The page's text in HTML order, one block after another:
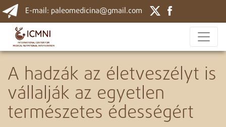
E-mail: paleomedicina@gmail.com
A hadzák az életveszélyt is
vállalják az egyetlen
természetes édességért